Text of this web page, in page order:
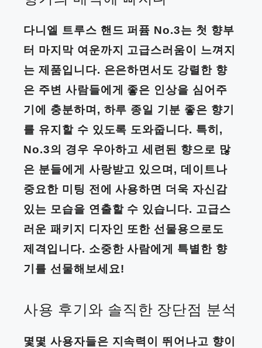
다니엘 트루스 핸드 퍼퓸 No.3는 첫 향부
터 마지막 여운까지 고급스러움이 느껴지
는 제품입니다. 은은하면서도 강렬한 향
은 주변 사람들에게 좋은 인상을 심어주
기에 충분하며, 하루 종일 기분 좋은 향기
를 유지할 수 있도록 도와줍니다. 특히,
No.3의 경우 우아하고 세련된 향으로 많
은 분들에게 사랑받고 있으며, 데이트나
중요한 미팅 전에 사용하면 더욱 자신감
있는 모습을 연출할 수 있습니다. 고급스
러운 패키지 디자인 또한 선물용으로도
제격입니다. 소중한 사람에게 특별한 향
기를 선물해보세요!
사용 후기와 솔직한 장단점 분석
몇몇 사용자들은 지속력이 뛰어나고 향이